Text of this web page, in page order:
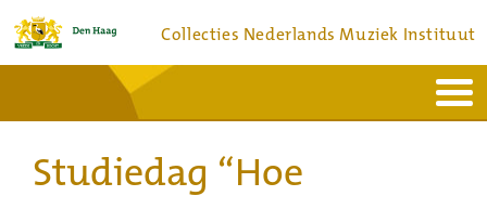
Collecties Nederlands Muziek Instituut
Bronnen en collecties
Dienstverlening
Bezoek
Over
Studiedag “Hoe